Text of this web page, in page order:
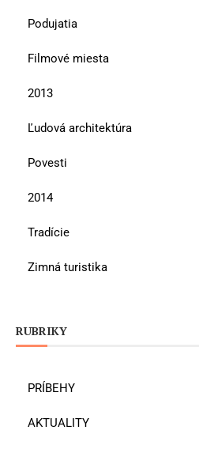
Podujatia
Filmové miesta
2013
Ľudová architektúra
Povesti
2014
Tradície
Zimná turistika
RUBRIKY
PRÍBEHY
AKTUALITY